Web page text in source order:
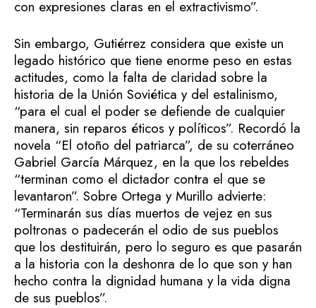
con expresiones claras en el extractivismo”.
Sin embargo, Gutiérrez considera que existe un
legado histórico que tiene enorme peso en estas
actitudes, como la falta de claridad sobre la
historia de la Unión Soviética y del estalinismo,
“para el cual el poder se defiende de cualquier
manera, sin reparos éticos y políticos”. Recordó la
novela “El otoño del patriarca”, de su coterráneo
Gabriel García Márquez, en la que los rebeldes
“terminan como el dictador contra el que se
levantaron”. Sobre Ortega y Murillo advierte:
“Terminarán sus días muertos de vejez en sus
poltronas o padecerán el odio de sus pueblos
que los destituirán, pero lo seguro es que pasarán
a la historia con la deshonra de lo que son y han
hecho contra la dignidad humana y la vida digna
de sus pueblos”.